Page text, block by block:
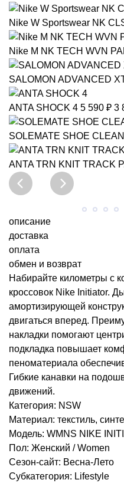
Nike W Sportswear NK
Nike M NK TECH WVN
SALOMON ADVANCED
ANTA SHOCK 4 5 590 ₽ 3
SOLEMATE SHOE
ANTA TRN KNIT TRACK
описание
доставка
оплата
обмен и возврат
Набирайте километры с
кроссовок Nike Initiator.
амортизирующей
двигаться вперед.
накладки помогают
подкладка повышает
пеноматериала
Гибкие канавки на
движений.
Категория: NSW
Материал: текстиль,
Модель: WMNS NIKE
Пол: Женский / Women
Сезон-сайт: Весна-Лето
Субкатегория: Lifestyle